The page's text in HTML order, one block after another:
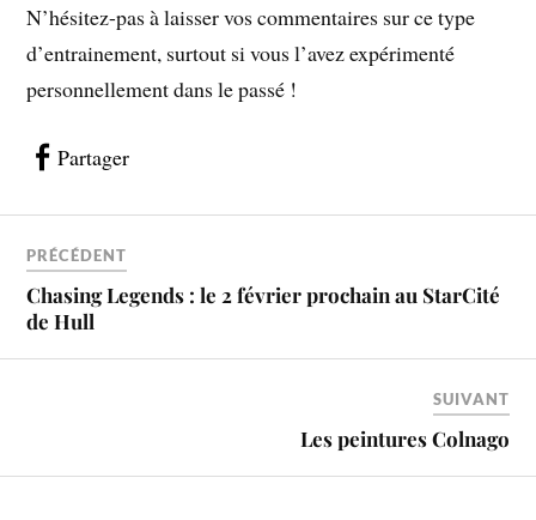
N’hésitez-pas à laisser vos commentaires sur ce type
d’entrainement, surtout si vous l’avez expérimenté
personnellement dans le passé !
Partager
PRÉCÉDENT
Chasing Legends : le 2 février prochain au StarCité
de Hull
SUIVANT
Les peintures Colnago